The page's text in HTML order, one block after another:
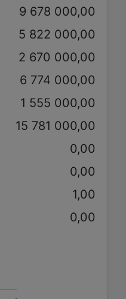
9 678 000,00
5 822 000,00
2 670 000,00
6 774 000,00
1 555 000,00
15 781 000,00
0,00
0,00
1,00
0,00